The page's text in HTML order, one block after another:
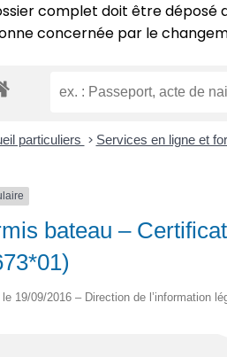
complet doit être déposé
concernée par le
particuliers > Services en ligne et
bateau –
19/09/2016 – Direction de l’information